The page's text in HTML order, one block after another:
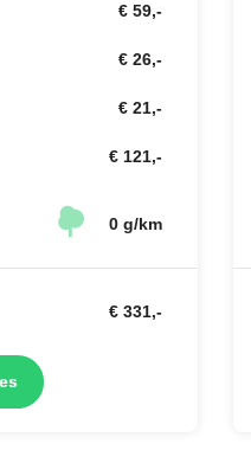
€ 59,-
€ 26,-
€ 21,-
€ 121,-
0 g/km
€ 331,-